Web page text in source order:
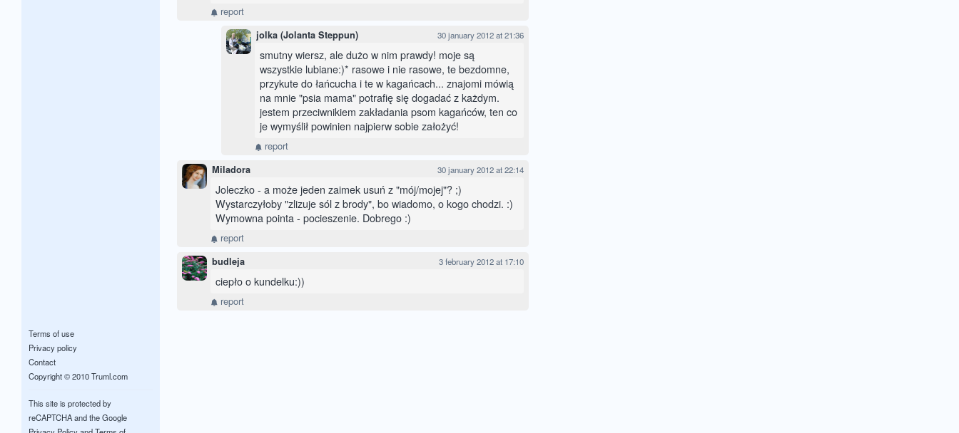
Terms of use
Privacy policy
Contact
Copyright © 2010 Truml.com
This site is protected by
reCAPTCHA and the Google
report
jolka (Jolanta Steppun) 30 january 2012 at 21:36
smutny wiersz, ale dużo w nim prawdy! moje są
wszystkie lubiane:)* rasowe i nie rasowe, te bezdomne,
przykute do łańcucha i te w kagańcach... znajomi mówią
na mnie "psia mama" potrafię się dogadać z każdym.
jestem przeciwnikiem zakładania psom kagańców, ten co
je wymyślił powinien najpierw sobie założyć!
report
Miladora 30 january 2012 at 22:14
Joleczko - a może jeden zaimek usuń z "mój/mojej"? ;)
Wystarczyłoby "zlizuje sól z brody", bo wiadomo, o kogo chodzi. :)
Wymowna pointa - pocieszenie. Dobrego :)
report
budleja 3 february 2012 at 17:10
ciepło o kundelku:))
report